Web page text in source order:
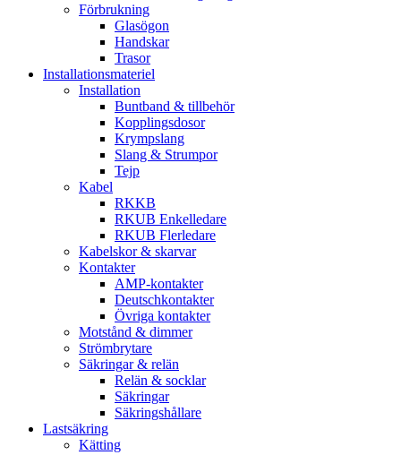
Förbrukning
Glasögon
Handskar
Trasor
Installationsmateriel
Installation
Buntband & tillbehör
Kopplingsdosor
Krympslang
Slang & Strumpor
Tejp
Kabel
RKKB
RKUB Enkelledare
RKUB Flerledare
Kabelskor & skarvar
Kontakter
AMP-kontakter
Deutschkontakter
Övriga kontakter
Motstånd & dimmer
Strömbrytare
Säkringar & relän
Relän & socklar
Säkringar
Säkringshållare
Lastsäkring
Kätting